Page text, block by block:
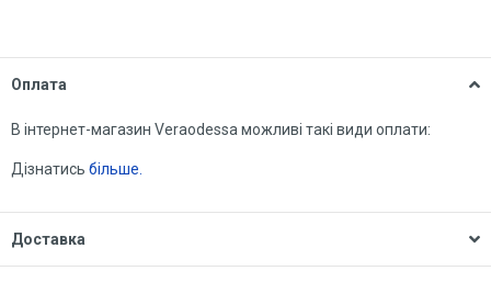
Оплата
В інтернет-магазин Veraodessa можливі такі види оплати:
Дізнатись більше.
Доставка